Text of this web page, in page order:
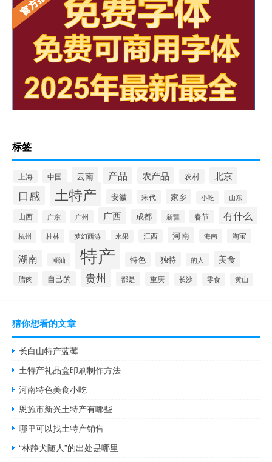
标签
上海 中国 云南 产品 农产品 农村 北京
口感 土特产 安徽 宋代 家乡 小吃 山东
山西 广东 广州 广西 成都 新疆 春节 有什么
杭州 桂林 梦幻西游 水果 江西 河南 海南 淘宝
湖南 潮汕 特产 特色 独特 的人 美食
腊肉 自己的 贵州 都是 重庆 长沙 零食 黄山
猜你想看的文章
长白山特产蓝莓
土特产礼品盒印刷制作方法
河南特色美食小吃
恩施市新兴土特产有哪些
哪里可以找土特产销售
“林静犬随人”的出处是哪里